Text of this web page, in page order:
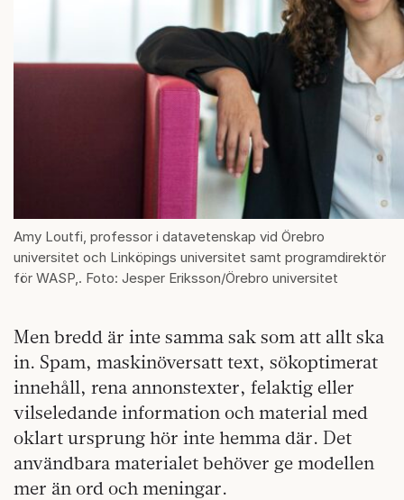
Amy Loutfi, professor i datavetenskap vid Örebro
universitet och Linköpings universitet samt programdirektör
för WASP,. Foto: Jesper Eriksson/Örebro universitet
Men bredd är inte samma sak som att allt ska
in. Spam, maskinöversatt text, sökoptimerat
innehåll, rena annonstexter, felaktig eller
vilseledande information och material med
oklart ursprung hör inte hemma där. Det
användbara materialet behöver ge modellen
mer än ord och meningar.